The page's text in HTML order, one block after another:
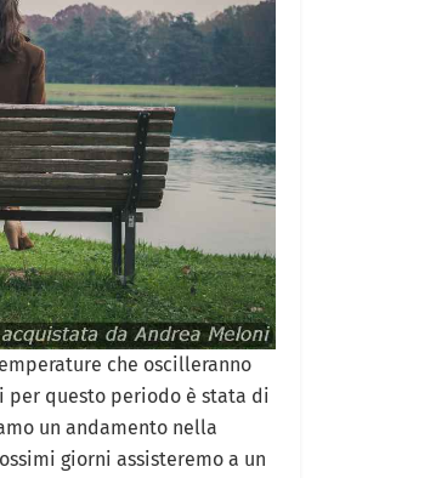
che oscilleranno
per questo periodo è stata di
un andamento nella
giorni assisteremo a un